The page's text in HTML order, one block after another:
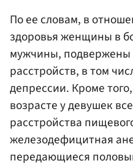
По ее словам, в
здоровья женщины в
мужчины, подвержены
расстройств, в том
депрессии. Кроме
возрасте у девушек
расстройства
железодефицитная
передающиеся